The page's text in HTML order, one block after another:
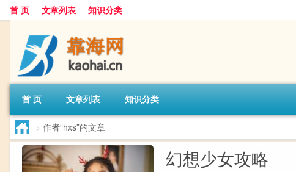
首 页 文章列表 知识分类
首 页 文章列表 知识分类
> 作者“hxs”的文章
幻想少女攻略